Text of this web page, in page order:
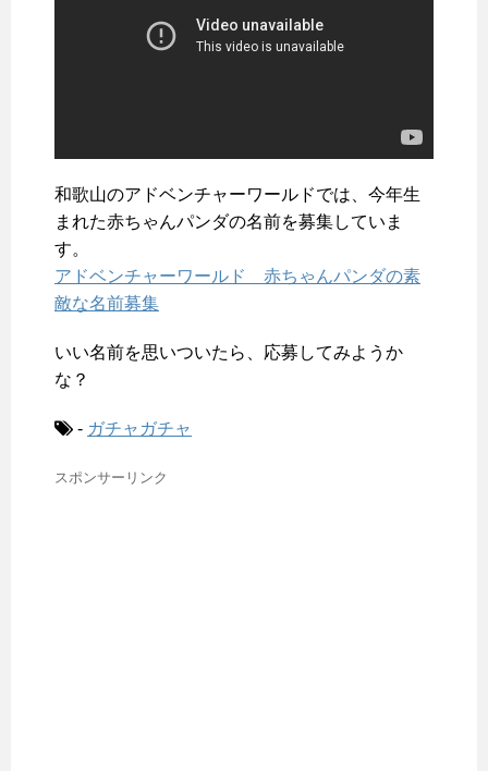
和歌山のアドベンチャーワールドでは、今年生
まれた赤ちゃんパンダの名前を募集していま
す。
アドベンチャーワールド 赤ちゃんパンダの素
敵な名前募集
いい名前を思いついたら、応募してみようか
な？
- ガチャガチャ
スポンサーリンク